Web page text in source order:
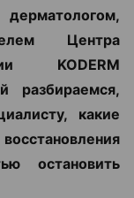
Центра
KODERM
разбираемся,
какие
остановить